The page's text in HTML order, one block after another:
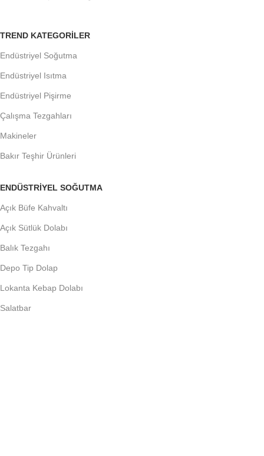
TREND KATEGORILER
Endüstriyel Soğutma
Endüstriyel Isıtma
Endüstriyel Pişirme
Çalışma Tezgahları
Makineler
Bakır Teşhir Ürünleri
ENDÜSTRIYEL SOĞUTMA
Açık Büfe Kahvaltı
Açık Sütlük Dolabı
Balık Tezgahı
Depo Tip Dolap
Lokanta Kebap Dolabı
Salatbar